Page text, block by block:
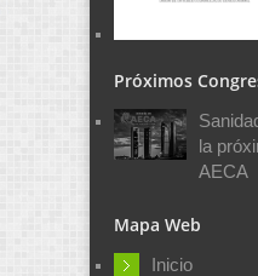
Próximos
la
AECA
Mapa Web
Inicio